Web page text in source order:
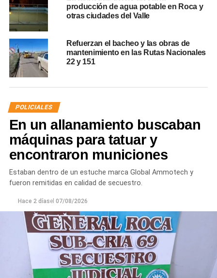
producción de agua potable en Roca y
otras ciudades del Valle
Refuerzan el bacheo y las obras de
mantenimiento en las Rutas Nacionales
22 y 151
POLICIALES
En un allanamiento buscaban
máquinas para tatuar y
encontraron municiones
Estaban dentro de un estuche marca Global Ammotech y
fueron remitidas en calidad de secuestro.
Hace 2 díasel 07/08/2026